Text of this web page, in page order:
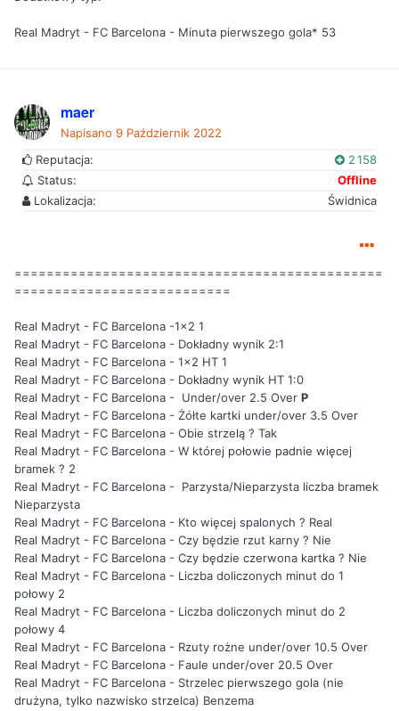
Real Madryt - FC Barcelona - Minuta pierwszego gola* 53
maer
Napisano 9 Październik 2022
Reputacja:
2 158
Status:
Offline
Lokalizacja:
Świdnica
==============================================
===========================
Real Madryt - FC Barcelona -1x2 1
Real Madryt - FC Barcelona - Dokładny wynik 2:1
Real Madryt - FC Barcelona - 1x2 HT 1
Real Madryt - FC Barcelona - Dokładny wynik HT 1:0
Real Madryt - FC Barcelona - Under/over 2.5 Over P
Real Madryt - FC Barcelona - Żółte kartki under/over 3.5 Over
Real Madryt - FC Barcelona - Obie strzelą ? Tak
Real Madryt - FC Barcelona - W której połowie padnie więcej
bramek ? 2
Real Madryt - FC Barcelona - Parzysta/Nieparzysta liczba bramek
Nieparzysta
Real Madryt - FC Barcelona - Kto więcej spalonych ? Real
Real Madryt - FC Barcelona - Czy będzie rzut karny ? Nie
Real Madryt - FC Barcelona - Czy będzie czerwona kartka ? Nie
Real Madryt - FC Barcelona - Liczba doliczonych minut do 1
połowy 2
Real Madryt - FC Barcelona - Liczba doliczonych minut do 2
połowy 4
Real Madryt - FC Barcelona - Rzuty rożne under/over 10.5 Over
Real Madryt - FC Barcelona - Faule under/over 20.5 Over
Real Madryt - FC Barcelona - Strzelec pierwszego gola (nie
drużyna, tylko nazwisko strzelca) Benzema